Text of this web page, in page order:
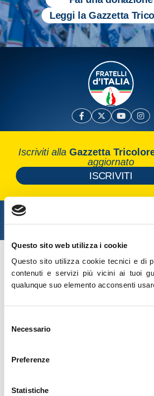
Questo sito web utilizza i cookie
Questo sito utilizza cookie tecnici e di
contenuti e servizi più vicini ai tuoi
qualunque suo elemento acconsenti
delNecessario
Preferenze
Statistiche
Leggi la Gazzetta
Iscriviti alla Gazzetta
aggiornato
ISCRIVITI